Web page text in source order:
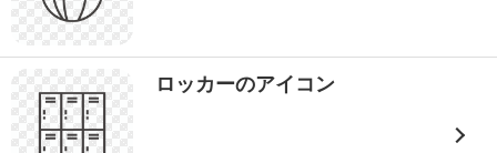
ロッカーのアイコン